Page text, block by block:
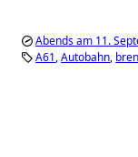
Abends am 11.
A61 Autobahn